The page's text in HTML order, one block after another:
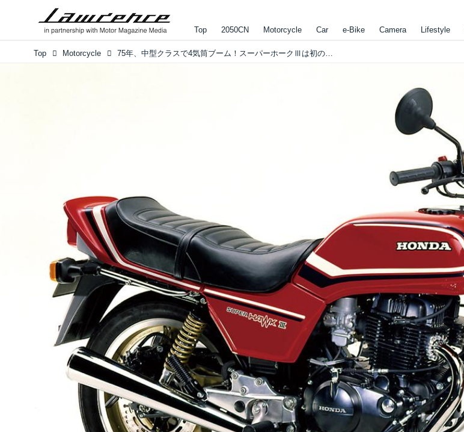
Top 2050CN Motorcycle Car e-Bike Camera Lifestyle
Top Motorcycle 75年、中型クラスで4気筒ブーム！スーパーホークⅢは初のトリプルディスクで注目を集める。 【覚えておこう！“CB”栄光の歴史vol.7】